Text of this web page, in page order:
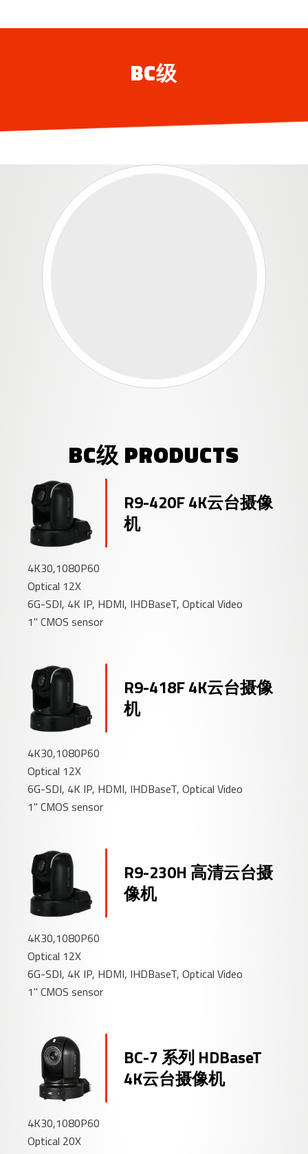
BC级
BC级 PRODUCTS
R9-420F 4K云台摄像
机
4K30,1080P60
Optical 12X
6G-SDI, 4K IP, HDMI, IHDBaseT, Optical Video
1" CMOS sensor
R9-418F 4K云台摄像
机
4K30,1080P60
Optical 12X
6G-SDI, 4K IP, HDMI, IHDBaseT, Optical Video
1" CMOS sensor
R9-230H 高清云台摄
像机
4K30,1080P60
Optical 12X
6G-SDI, 4K IP, HDMI, IHDBaseT, Optical Video
1" CMOS sensor
BC-7 系列 HDBaseT
4K云台摄像机
4K30,1080P60
Optical 20X